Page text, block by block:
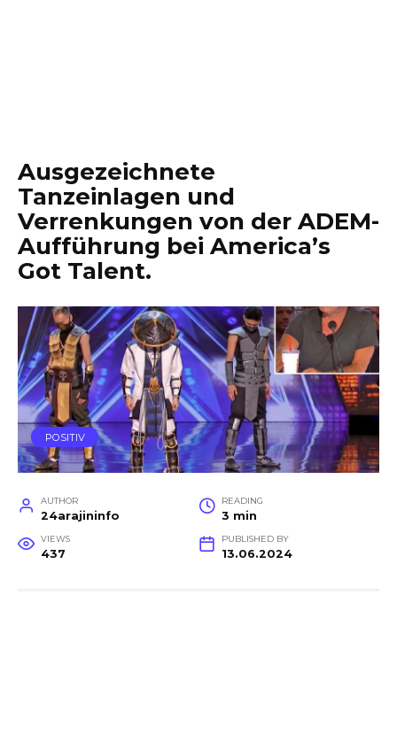
Ausgezeichnete
Tanzeinlagen und
Verrenkungen von der ADEM-
Aufführung bei America’s
Got Talent.
POSITIV
AUTHOR
24arajininfo
READING
3 min
VIEWS
437
PUBLISHED BY
13.06.2024